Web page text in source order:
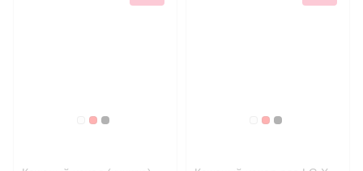
Белый
Красный
Черный Белый
Красный
Черный